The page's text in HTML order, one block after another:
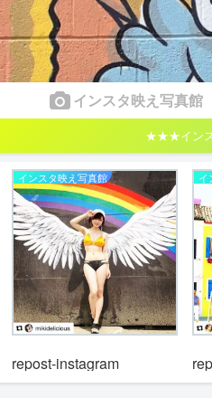
インスタ映え写真館
★★★インス
インスタ映え写真館
repost-instagram
イ